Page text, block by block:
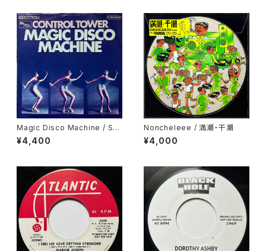
Magic Disco Machine / Scr
atchin'
¥4,400
Noncheleee / 満潮・干潮
¥4,000